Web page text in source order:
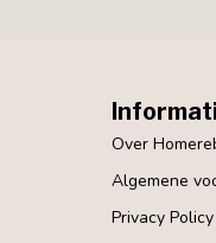
Over
Algemene
Privacy Policy